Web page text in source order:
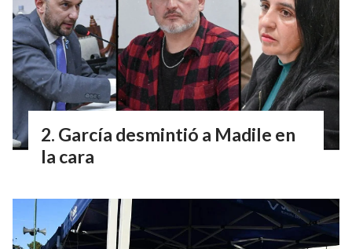
García desmintió a Madile en
la cara